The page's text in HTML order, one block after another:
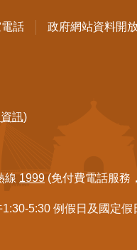
話 政府網站資料開
訊)
線 1999 (免付費電話服務
5:30 例假日及國定假